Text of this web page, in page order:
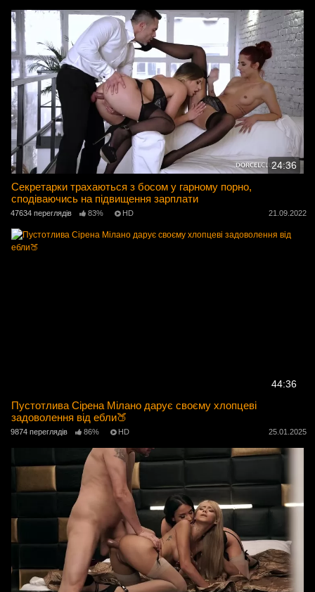
24:36
Секретарки трахаються з босом у гарному порно,
сподіваючись на підвищення зарплати
47634 переглядів 83% HD 21.09.2022
44:36
Пустотлива Сірена Мілано дарує своєму хлопцеві
задоволення від ебли🍑
9874 переглядів 86% HD 25.01.2025